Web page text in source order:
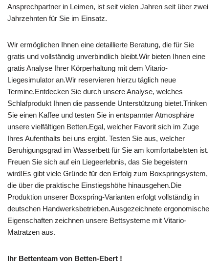
Ansprechpartner in Leimen, ist seit vielen Jahren seit über zwei
Jahrzehnten für Sie im Einsatz.
Wir ermöglichen Ihnen eine detaillierte Beratung, die für Sie
gratis und vollständig unverbindlich bleibt.Wir bieten Ihnen eine
gratis Analyse Ihrer Körperhaltung mit dem Vitario-
Liegesimulator an.Wir reservieren hierzu täglich neue
Termine.Entdecken Sie durch unsere Analyse, welches
Schlafprodukt Ihnen die passende Unterstützung bietet.Trinken
Sie einen Kaffee und testen Sie in entspannter Atmosphäre
unsere vielfältigen Betten.Egal, welcher Favorit sich im Zuge
Ihres Aufenthalts bei uns ergibt. Testen Sie aus, welcher
Beruhigungsgrad im Wasserbett für Sie am komfortabelsten ist.
Freuen Sie sich auf ein Liegeerlebnis, das Sie begeistern
wird!Es gibt viele Gründe für den Erfolg zum Boxspringsystem,
die über die praktische Einstiegshöhe hinausgehen.Die
Produktion unserer Boxspring-Varianten erfolgt vollständig in
deutschen Handwerksbetrieben.Ausgezeichnete ergonomische
Eigenschaften zeichnen unsere Bettsysteme mit Vitario-
Matratzen aus.
Ihr Bettenteam von Betten-Ebert !